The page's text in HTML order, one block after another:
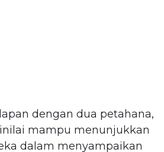
dengan dua petahana,
mampu menunjukkan
dalam menyampaikan